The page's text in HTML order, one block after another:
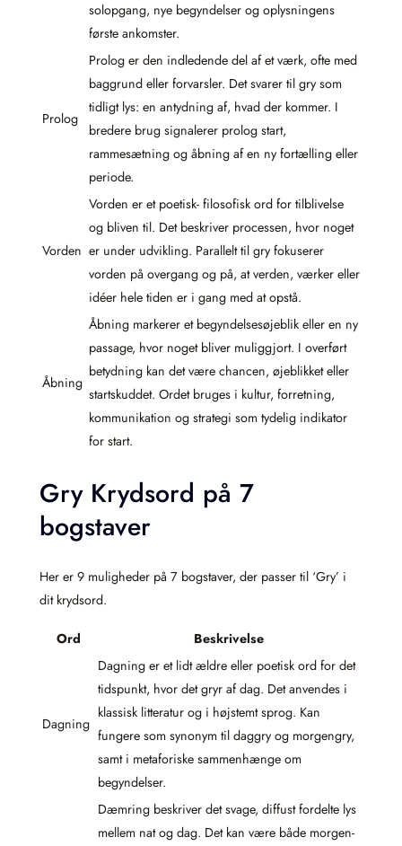
solopgang, nye begyndelser og oplysningens
første ankomster.
Prolog
Prolog er den indledende del af et værk, ofte med
baggrund eller forvarsler. Det svarer til gry som
tidligt lys: en antydning af, hvad der kommer. I
bredere brug signalerer prolog start,
rammesætning og åbning af en ny fortælling eller
periode.
Vorden
Vorden er et poetisk- filosofisk ord for tilblivelse
og bliven til. Det beskriver processen, hvor noget
er under udvikling. Parallelt til gry fokuserer
vorden på overgang og på, at verden, værker eller
idéer hele tiden er i gang med at opstå.
Åbning
Åbning markerer et begyndelsesøjeblik eller en ny
passage, hvor noget bliver muliggjort. I overført
betydning kan det være chancen, øjeblikket eller
startskuddet. Ordet bruges i kultur, forretning,
kommunikation og strategi som tydelig indikator
for start.
Gry Krydsord på 7
bogstaver
Her er 9 muligheder på 7 bogstaver, der passer til ‘Gry’ i
dit krydsord.
Ord Beskrivelse
Dagning
Dagning er et lidt ældre eller poetisk ord for det
tidspunkt, hvor det gryr af dag. Det anvendes i
klassisk litteratur og i højstemt sprog. Kan
fungere som synonym til daggry og morgengry,
samt i metaforiske sammenhænge om
begyndelser.
Dæmring beskriver det svage, diffust fordelte lys
mellem nat og dag. Det kan være både morgen-